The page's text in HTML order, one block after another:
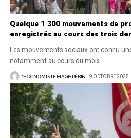
Quelque 1 300 mouvements de
enregistrés au cours des trois
Les mouvements sociaux ont connu
notamment au cours du mois…
L'ECONOMISTE MAGHRÉBIN 9 OCTOBRE 2025